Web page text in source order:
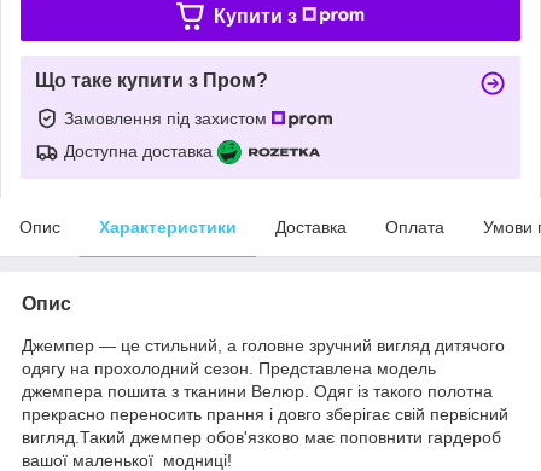
Купити з
Що таке купити з Пром?
Замовлення під захистом
Доступна доставка
Опис Характеристики Доставка Оплата Умови
Опис
Джемпер — це стильний, а головне зручний вигляд дитячого
одягу на прохолодний сезон. Представлена модель
джемпера пошита з тканини Велюр. Одяг із такого полотна
прекрасно переносить прання і довго зберігає свій первісний
вигляд.Такий джемпер обов'язково має поповнити гардероб
вашої маленької модниці!